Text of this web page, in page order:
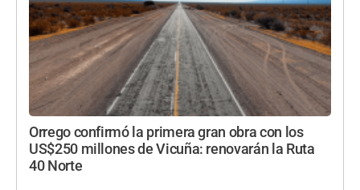
Orrego confirmó la primera gran obra con los
US$250 millones de Vicuña: renovarán la Ruta
40 Norte